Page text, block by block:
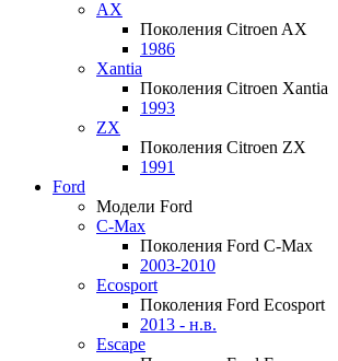
AX
Поколения Citroen AX
1986
Xantia
Поколения Citroen Xantia
1993
ZX
Поколения Citroen ZX
1991
Ford
Модели Ford
C-Max
Поколения Ford C-Max
2003-2010
Ecosport
Поколения Ford Ecosport
2013 - н.в.
Escape